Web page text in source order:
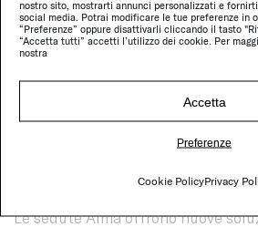
nostro sito, mostrarti annunci personalizzati e
social media. Potrai modificare le tue preferenze in
“Preferenze” oppure disattivarli cliccando il tasto
“Accetta tutti” accetti l’utilizzo dei cookie. Per
nostra
Accetta
Preferenze
Cookie PolicyPrivacy
lasciata volutamente a vista,
Rete che diventa superficie
I materassini e i grandi cuscini
non prevedono l’utilizzo del
garantito esclusivamente da una
Le sedute Alma offrono nuove